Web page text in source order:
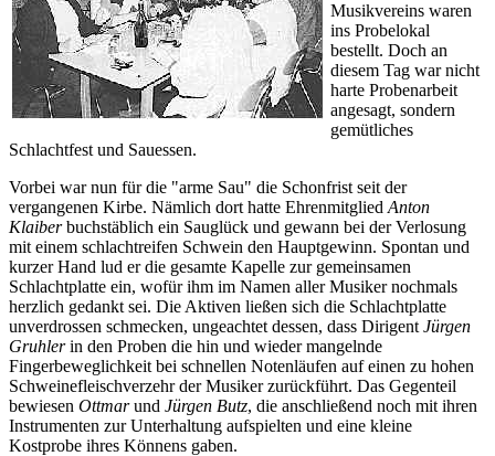
Musikvereins waren
ins Probelokal
bestellt. Doch an
diesem Tag war nicht
harte Probenarbeit
angesagt, sondern
gemütliches
Schlachtfest und Sauessen.
Vorbei war nun für die "arme Sau" die Schonfrist seit der
vergangenen Kirbe. Nämlich dort hatte Ehrenmitglied Anton
Klaiberbuchstäblich ein Sauglück und gewann bei der Verlosung
mit einem schlachtreifen Schwein den Hauptgewinn. Spontan und
kurzer Hand lud er die gesamte Kapelle zur gemeinsamen
Schlachtplatte ein, wofür ihm im Namen aller Musiker nochmals
herzlich gedankt sei. Die Aktiven ließen sich die Schlachtplatte
unverdrossen schmecken, ungeachtet dessen, dass Dirigent Jürgen
Gruhlerin den Proben die hin und wieder mangelnde
Fingerbeweglichkeit bei schnellen Notenläufen auf einen zu hohen
Schweinefleischverzehr der Musiker zurückführt. Das Gegenteil
bewiesen Ottmarund Jürgen Butz, die anschließend noch mit ihren
Instrumenten zur Unterhaltung aufspielten und eine kleine
Kostprobe ihres Könnens gaben.